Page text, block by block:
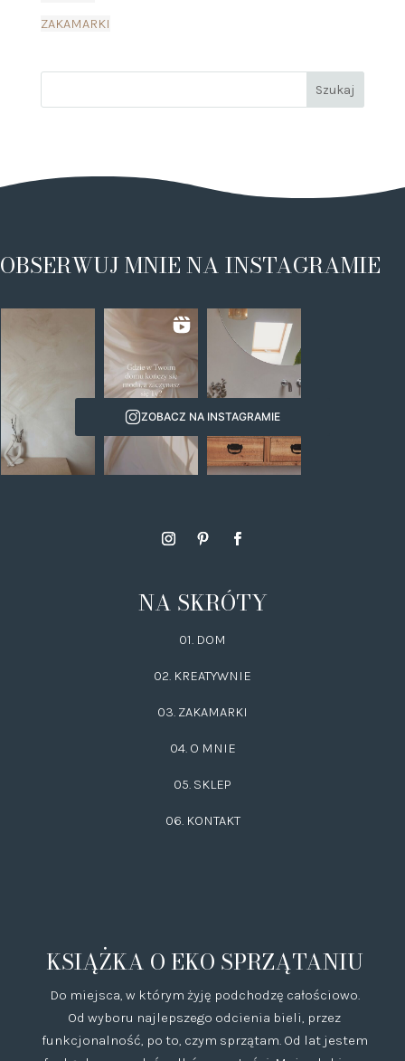
ZAKAMARKI
OBSERWUJ MNIE NA INSTAGRAMIE
ZOBACZ NA INSTAGRAMIE
NA SKRÓTY
01. DOM
02. KREATYWNIE
03. ZAKAMARKI
04. O MNIE
05. SKLEP
06. KONTAKT
KSIĄŻKA O EKO SPRZĄTANIU
Do miejsca, w którym żyję podchodzę całościowo.
Od wyboru najlepszego odcienia bieli, przez
funkcjonalność, po to, czym sprzątam. Od lat jestem